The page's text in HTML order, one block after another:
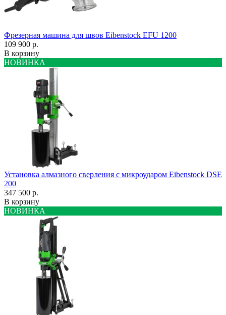
Фрезерная машина для швов Eibenstock EFU 1200
109 900 р.
В корзину
НОВИНКА
Установка алмазного сверления с микроударом Eibenstock DSE
200
347 500 р.
В корзину
НОВИНКА